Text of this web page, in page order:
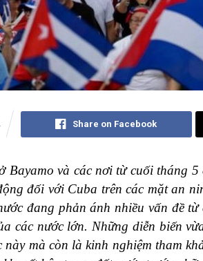
Share on Facebook
Bayamo và các nơi từ cuối tháng
đối với Cuba trên các mặt an
đang phản ánh nhiều vấn đề
các nước lớn. Những diễn biến
mà còn là kinh nghiệm tham